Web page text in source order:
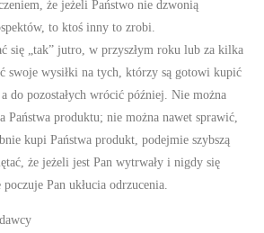
że jeżeli Państwo nie dzwonią
to ktoś inny to zrobi.
się „tak” jutro, w przyszłym roku lub za kilka
swoje wysiłki na tych, którzy są gotowi kupić
do pozostałych wrócić później. Nie można
Państwa produktu; nie można nawet sprawić,
kupi Państwa produkt, podejmie szybszą
że jeżeli jest Pan wytrwały i nigdy się
Pan ukłucia odrzucenia.